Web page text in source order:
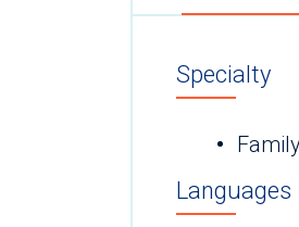
Specialty
Languages